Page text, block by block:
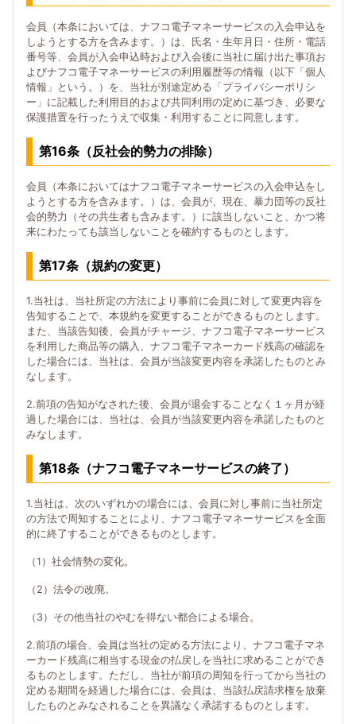
会員（本条においては、ナフコ電子マネーサービスの入会申込を
しようとする方を含みます。）は、氏名・生年月日・住所・電話
番号等、会員が入会申込時および入会後に当社に届け出た事項お
よびナフコ電子マネーサービスの利用履歴等の情報（以下「個人
情報」という。）を、当社が別途定める「プライバシーポリシ
ー」に記載した利用目的および共同利用の定めに基づき、必要な
保護措置を行ったうえで収集・利用することに同意します。
第16条（反社会的勢力の排除）
会員（本条においてはナフコ電子マネーサービスの入会申込をし
ようとする方を含みます。）は、会員が、現在、暴力団等の反社
会的勢力（その共生者も含みます。）に該当しないこと、かつ将
来にわたっても該当しないことを確約するものとします。
第17条（規約の変更）
1.当社は、当社所定の方法により事前に会員に対して変更内容を
告知することで、本規約を変更することができるものとします。
また、当該告知後、会員がチャージ、ナフコ電子マネーサービス
を利用した商品等の購入、ナフコ電子マネーカード残高の確認を
した場合には、当社は、会員が当該変更内容を承諾したものとみ
なします。
2.前項の告知がなされた後、会員が退会することなく１ヶ月が経
過した場合には、当社は、会員が当該変更内容を承諾したものと
みなします。
第18条（ナフコ電子マネーサービスの終了）
1.当社は、次のいずれかの場合には、会員に対し事前に当社所定
の方法で周知することにより、ナフコ電子マネーサービスを全面
的に終了することができるものとします。
（1）社会情勢の変化。
（2）法令の改廃。
（3）その他当社のやむを得ない都合による場合。
2.前項の場合、会員は当社の定める方法により、ナフコ電子マネ
ーカード残高に相当する現金の払戻しを当社に求めることができ
るものとします。ただし、当社が前項の周知を行ってから当社の
定める期間を経過した場合には、会員は、当該払戻請求権を放棄
したものとみなされることを異議なく承諾するものとします。